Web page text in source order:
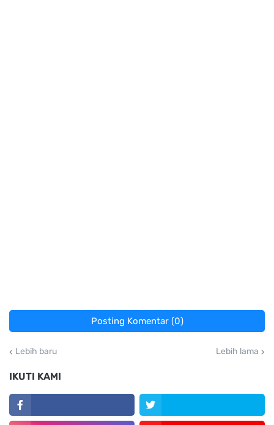
Posting Komentar (0)
Lebih baru Lebih lama
IKUTI KAMI